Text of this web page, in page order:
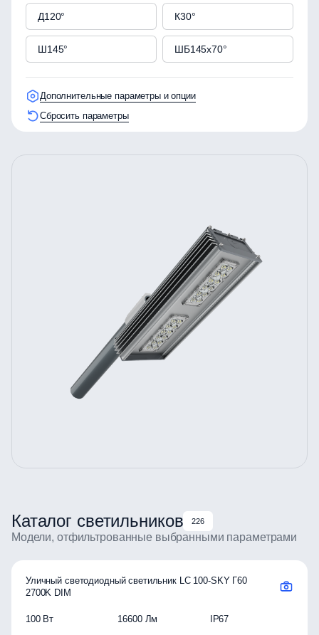
Д120° К30°
Ш145° ШБ145х70°
Дополнительные параметры и опции
Сбросить параметры
Каталог светильников 226
Модели, отфильтрованные выбранными параметрами
Уличный светодиодный светильник LC 100-SKY Г60
2700K DIM
100 Вт 16600 Лм
IP67